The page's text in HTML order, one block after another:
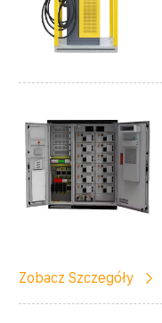
Zobacz Szczegóły